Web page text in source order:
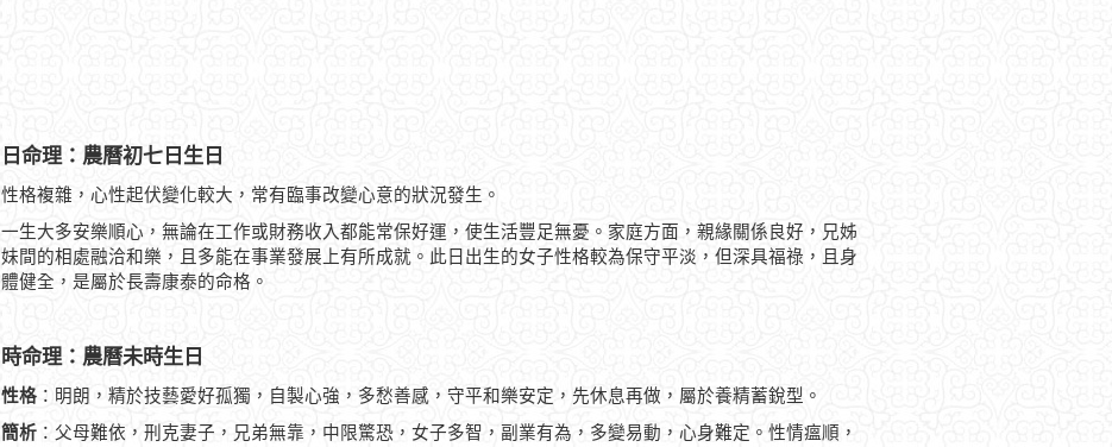
日命理：農曆初七日生日
性格複雜，心性起伏變化較大，常有臨事改變心意的狀況發生。
一生大多安樂順心，無論在工作或財務收入都能常保好運，使生活豐足無憂。家庭方面，親緣關係良好，兄姊
妹間的相處融洽和樂，且多能在事業發展上有所成就。此日出生的女子性格較為保守平淡，但深具福祿，且身
體健全，是屬於長壽康泰的命格。
時命理：農曆未時生日
性格 ：明朗，精於技藝愛好孤獨，自製心強，多愁善感，守平和樂安定，先休息再做，屬於養精蓄銳型。
簡析 ：父母難依，刑克妻子，兄弟無靠，中限驚恐，女子多智，副業有為，多變易動，心身難定。性情瘟順，